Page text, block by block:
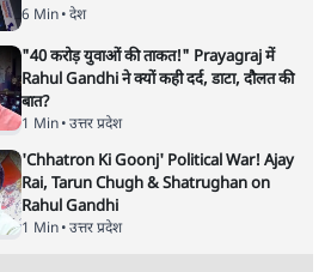
मोदी और अमित शाह के खिलाफ
आपत्तिजनक नारे लगे तो फौरन